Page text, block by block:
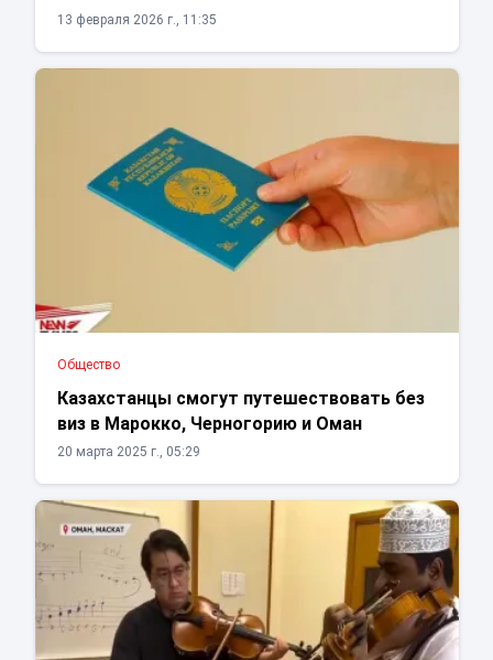
13 февраля 2026 г., 11:35
Общество
Казахстанцы смогут путешествовать без
виз в Марокко, Черногорию и Оман
20 марта 2025 г., 05:29